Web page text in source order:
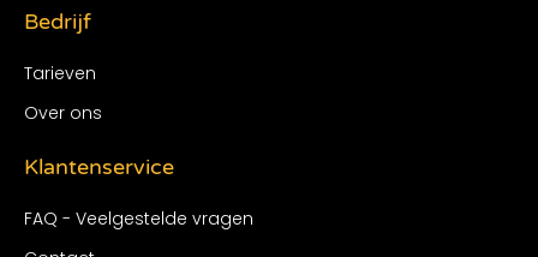
Bedrijf
Tarieven
Over ons
Klantenservice
FAQ - Veelgestelde vragen